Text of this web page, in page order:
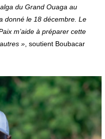
du Grand Ouaga au
donné le 18 décembre. Le
m’aide à préparer cette
», soutient Boubacar